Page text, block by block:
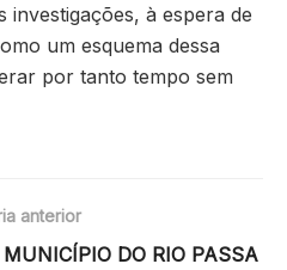
investigações, à espera de
um esquema dessa
por tanto tempo sem
anterior
DO RIO PASSA